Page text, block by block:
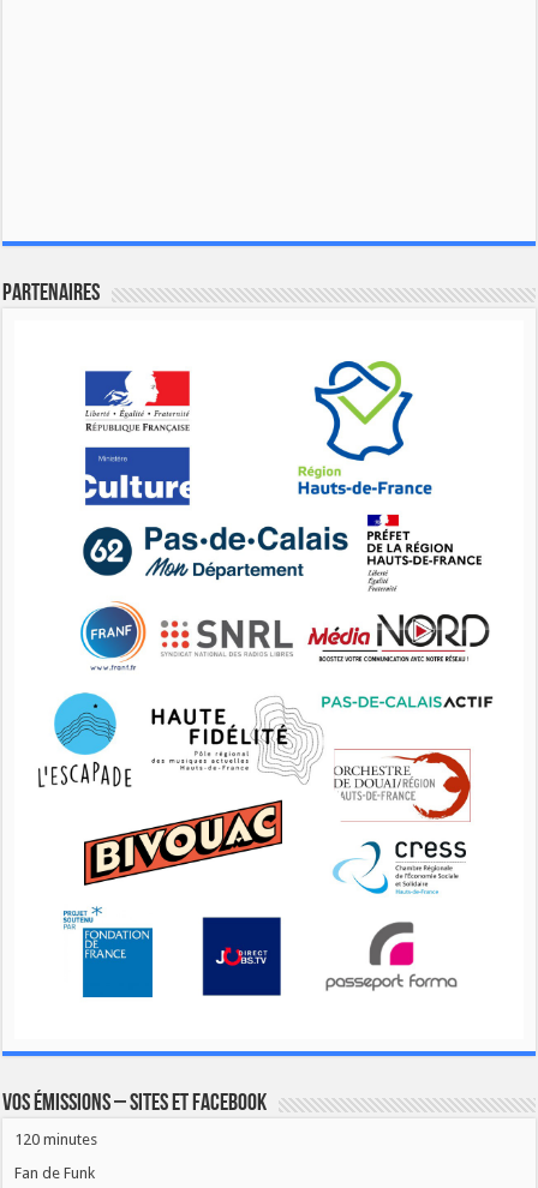
Partenaires
Vos émissions – Sites et Facebook
120 minutes
Fan de Funk